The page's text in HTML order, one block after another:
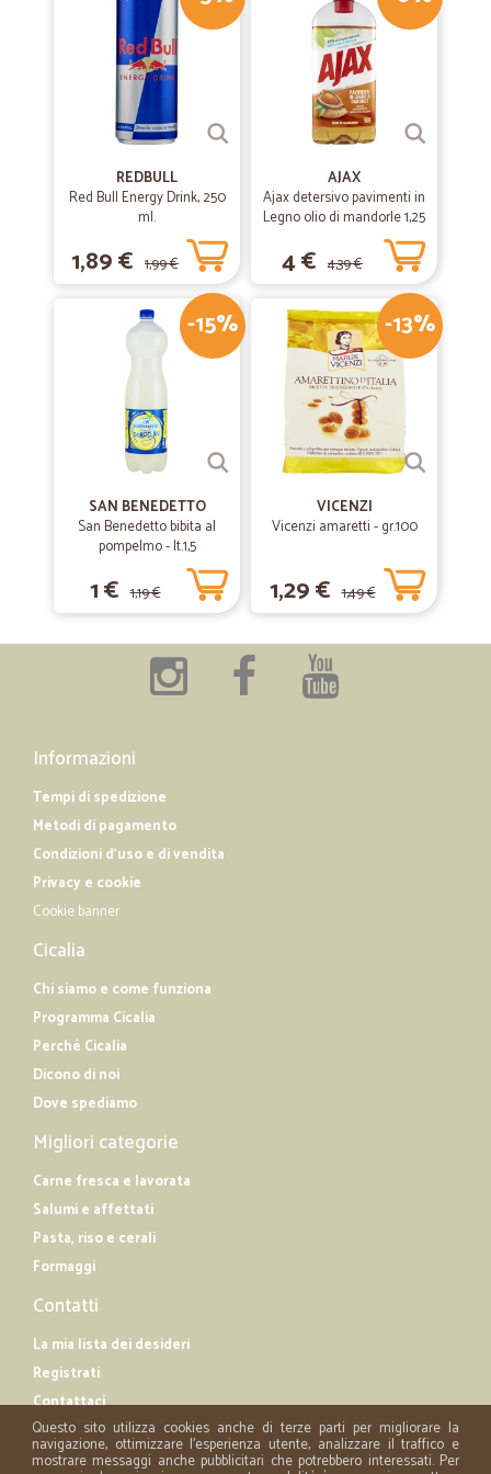
Mi sono trovato molto bene veloci e precisi
04/08/2022
—Maurizio stefano P.
Consegna con tutto in ordine
Consegna con tutto in ordine, ben confezionato e refrigerato! Il top!
24/02/2021
—
ottimo servizio rapido
ottimo servizio rapido
Alvaro L.
Merce arrivata puntualmente.
Merce arrivata puntualmente.. la confezione in perfetto stato.. che
dire?.. sono pienamente soddisfatto. Grazie
—Maria gabriella F.
sì tutto a posto.
sì tutto a posto.
REDBULL
Red Bull Energy Drink, 250
ml.
1,89 € 1,99 €
AJAX
Ajax detersivo pavimenti in
Legno olio di mandorle 1,25
4 € 4,39 €
-15%
SAN BENEDETTO
San Benedetto bibita al
pompelmo - lt.1,5
1 € 1,19 €
-13%
VICENZI
Vicenzi amaretti - gr.100
1,29 € 1,49 €
Informazioni
Tempi di spedizione
Metodi di pagamento
Condizioni d'uso e di vendita
Privacy e cookie
Cookie banner
Cicalia
Chi siamo e come funziona
Programma Cicalia
Perché Cicalia
Dicono di noi
Dove spediamo
Migliori categorie
Carne fresca e lavorata
Salumi e affettati
Pasta, riso e cerali
Formaggi
Contatti
La mia lista dei desideri
Registrati
Contattaci
Questo sito utilizza cookies anche di terze parti per migliorare la
navigazione, ottimizzare l'esperienza utente, analizzare il traffico e
mostrare messaggi anche pubblicitari che potrebbero interessati. Per